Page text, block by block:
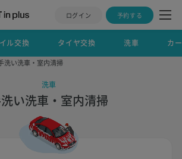
ログイン 予約する
ル交換 タイヤ交換 洗車 カ
洗い洗車・室内清掃
洗車
い洗車・室内清掃